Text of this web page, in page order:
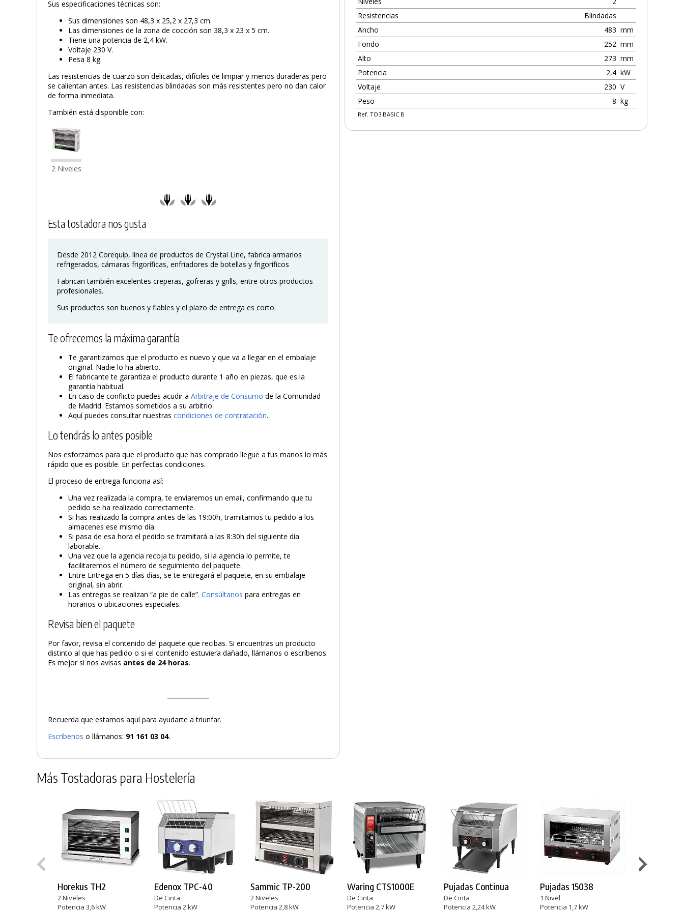
Sus especificaciones técnicas son:
Sus dimensiones son 48,3 x 25,2 x 27,3 cm.
Las dimensiones de la zona de cocción son 38,3 x 23 x 5 cm.
Tiene una potencia de 2,4 kW.
Voltaje 230 V.
Pesa 8 kg.
Las resistencias de cuarzo son delicadas, difíciles de limpiar y menos duraderas pero
se calientan antes. Las resistencias blindadas son más resistentes pero no dan calor
de forma inmediata.
También está disponible con:
2 Niveles
Esta tostadora nos gusta
Desde 2012 Corequip, línea de productos de Crystal Line, fabrica armarios
refrigerados, cámaras frigoríficas, enfriadores de botellas y frigoríficos
Fabrican también excelentes creperas, gofreras y grills, entre otros productos
profesionales.
Sus productos son buenos y fiables y el plazo de entrega es corto.
Te ofrecemos la máxima garantía
Te garantizamos que el producto es nuevo y que va a llegar en el embalaje
original. Nadie lo ha abierto.
El fabricante te garantiza el producto durante 1 año en piezas, que es la
garantía habitual.
En caso de conflicto puedes acudir aArbitraje de Consumo de la Comunidad
de Madrid. Estamos sometidos a su arbitrio.
Aquí puedes consultar nuestrascondiciones de contratación.
Lo tendrás lo antes posible
Nos esforzamos para que el producto que has comprado llegue a tus manos lo más
rápido que es posible. En perfectas condiciones.
El proceso de entrega funciona así:
Una vez realizada la compra, te enviaremos un email, confirmando que tu
pedido se ha realizado correctamente.
Si has realizado la compra antes de las 19:00h, tramitamos tu pedido a los
almacenes ese mismo día.
Si pasa de esa hora el pedido se tramitará a las 8:30h del siguiente día
laborable.
Una vez que la agencia recoja tu pedido, si la agencia lo permite, te
facilitaremos el número de seguimiento del paquete.
Entre Entrega en 5 días días, se te entregará el paquete, en su embalaje
original, sin abrir.
Las entregas se realizan “a pie de calle”.Consúltanos para entregas en
horarios o ubicaciones especiales.
Revisa bien el paquete
Por favor, revisa el contenido del paquete que recibas. Si encuentras un producto
distinto al que has pedido o si el contenido estuviera dañado, llámanos o escríbenos.
Es mejor si nos avisas antes de 24 horas.
Recuerda que estamos aquí para ayudarte a triunfar.
Escríbenos o llámanos: 91 161 03 04.
Resistencias
Blindadas
Ancho
483 mm
Fondo
252 mm
Alto
273 mm
Potencia
2,4 kW
Voltaje
230 V
Peso
8 kg
Ref. TO3 BASIC B
Más Tostadoras para Hostelería
Horekus TH2
2 Niveles
Potencia 3,6 kW
Edenox TPC-40
De Cinta
Potencia 2 kW
Sammic TP-200
2 Niveles
Potencia 2,8 kW
Waring CTS1000E
De Cinta
Potencia 2,7 kW
Pujadas Continua
De Cinta
Potencia 2,24 kW
Pujadas 15038
1 Nivel
Potencia 1,7 kW